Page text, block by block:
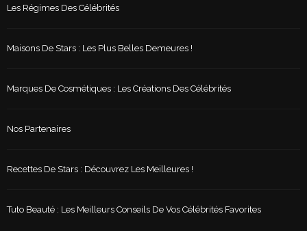
Les Régimes Des Célébrités
Maisons De Stars : Les Plus Belles Demeures !
Marques De Cosmétiques : Les Créations Des Célébrités
Nos Partenaires
Recettes De Stars : Découvrez Les Meilleures !
Tuto Beauté : Les Meilleurs Conseils De Vos Célébrités Favorites